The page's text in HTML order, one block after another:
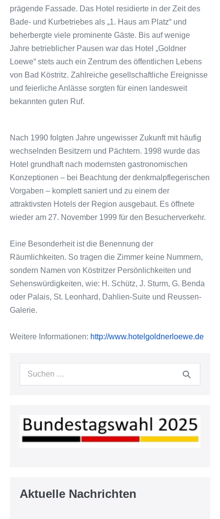
prägende Fassade. Das Hotel residierte in der Zeit des
Bade- und Kurbetriebes als „1. Haus am Platz“ und
beherbergte viele prominente Gäste. Bis auf wenige
Jahre betrieblicher Pausen war das Hotel „Goldner
Loewe“ stets auch ein Zentrum des öffentlichen Lebens
von Bad Köstritz. Zahlreiche gesellschaftliche Ereignisse
und feierliche Anlässe sorgten für einen landesweit
bekannten guten Ruf.
Nach 1990 folgten Jahre ungewisser Zukunft mit häufig
wechselnden Besitzern und Pächtern. 1998 wurde das
Hotel grundhaft nach modernsten gastronomischen
Konzeptionen – bei Beachtung der denkmalpflegerischen
Vorgaben – komplett saniert und zu einem der
attraktivsten Hotels der Region ausgebaut. Es öffnete
wieder am 27. November 1999 für den Besucherverkehr.
Eine Besonderheit ist die Benennung der
Räumlichkeiten. So tragen die Zimmer keine Nummern,
sondern Namen von Köstritzer Persönlichkeiten und
Sehenswürdigkeiten, wie: H. Schütz, J. Sturm, G. Benda
oder Palais, St. Leonhard, Dahlien-Suite und Reussen-
Galerie.
Weitere Informationen: http://www.hotelgoldnerloewe.de
Suchen
Aktuelle Nachrichten